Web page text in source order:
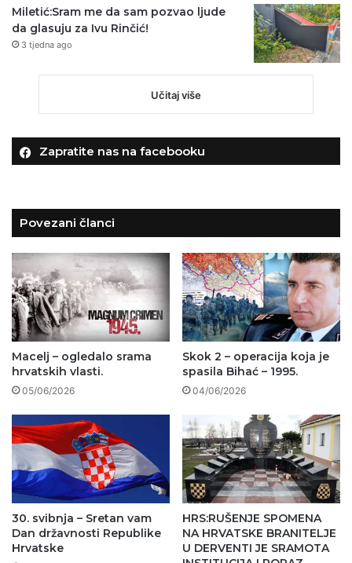
Miletić:Sram me da sam pozvao ljude
da glasuju za Ivu Rinčić!
3 tjedna ago
Učitaj više
Zapratite nas na facebooku
Povezani članci
Macelj – ogledalo srama
hrvatskih vlasti.
05/06/2026
Skok 2 – operacija koja je
spasila Bihać – 1995.
04/06/2026
30. svibnja – Sretan vam
Dan državnosti Republike
Hrvatske
HRS:RUŠENJE SPOMENA
NA HRVATSKE BRANITELJE
U DERVENTI JE SRAMOTA